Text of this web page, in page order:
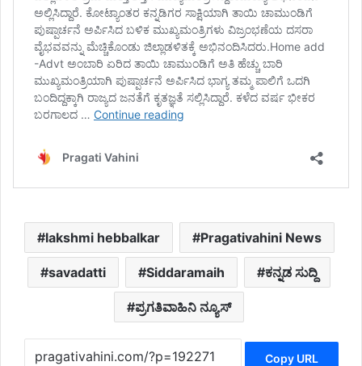
lakshmi hebbalkar Pragativahini News
savadatti Siddaramaih ಕನ್ನಡ ಸುದ್ದಿ
ಪ್ರಗತಿವಾಹಿನಿ ನ್ಯೂಸ್
Copy URL